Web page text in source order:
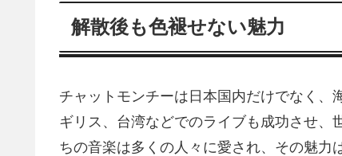
解散後も色褪せない魅力
チャットモンチーは日本国内だけでなく、
ギリス、台湾などでのライブも成功させ、
ちの音楽は多くの人々に愛され、その魅力